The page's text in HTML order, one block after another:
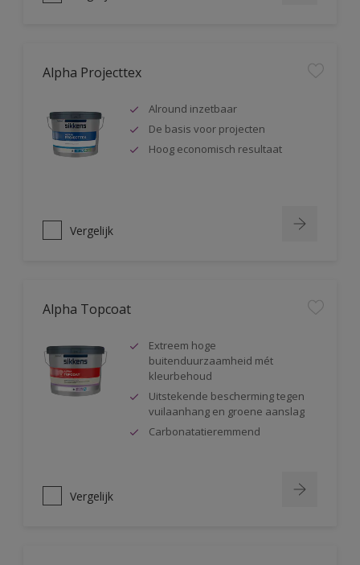
Alpha Projecttex
Alround inzetbaar
De basis voor projecten
Hoog economisch resultaat
Vergelijk
Alpha Topcoat
Extreem hoge
buitenduurzaamheid mét
kleurbehoud
Uitstekende bescherming tegen
vuilaanhang en groene aanslag
Carbonatatieremmend
Vergelijk